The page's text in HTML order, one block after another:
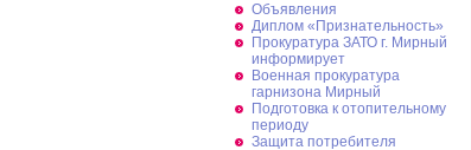
Объявления
Диплом «Признательность»
Прокуратура ЗАТО г. Мирный
информирует
Военная прокуратура
гарнизона Мирный
Подготовка к отопительному
периоду
Защита потребителя